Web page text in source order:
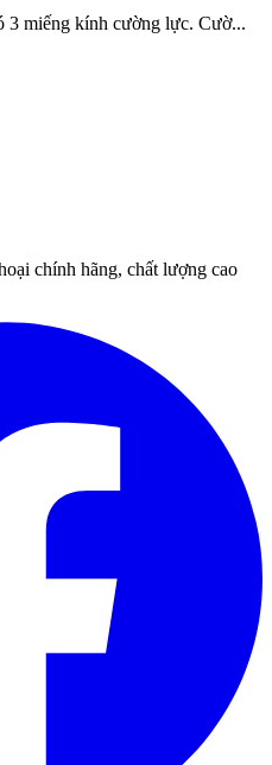
miếng kính cường lực. Cườ...
chính hãng, chất lượng cao